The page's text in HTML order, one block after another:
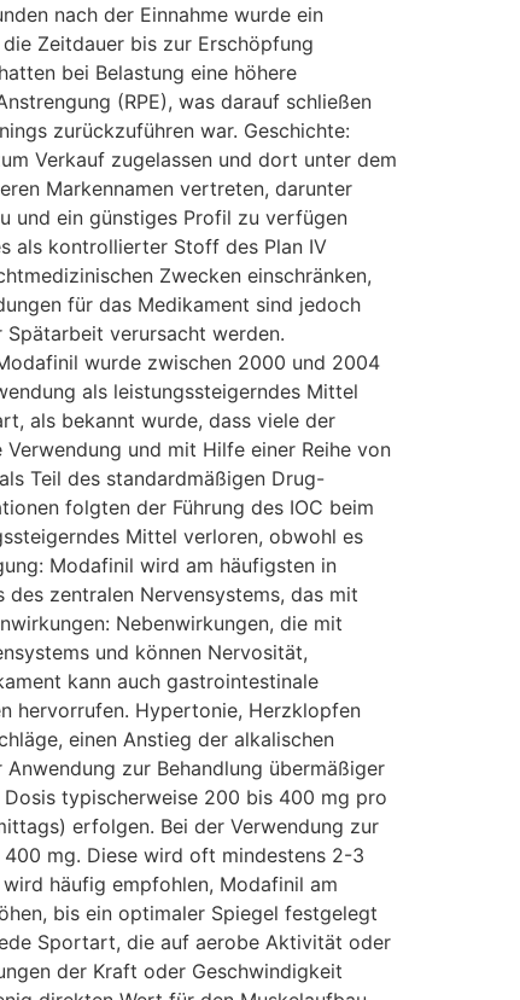
nach der Einnahme wurde ein
Zeitdauer bis zur Erschöpfung
bei Belastung eine höhere
(RPE), was darauf schließen
zurückzuführen war. Geschichte:
Verkauf zugelassen und dort unter dem
Markennamen vertreten, darunter
und ein günstiges Profil zu verfügen
als kontrollierter Stoff des Plan IV
Zwecken einschränken,
für das Medikament sind jedoch
verursacht werden.
wurde zwischen 2000 und 2004
als leistungssteigerndes Mittel
als bekannt wurde, dass viele der
und mit Hilfe einer Reihe von
Teil des standardmäßigen Drug-
folgten der Führung des IOC beim
Mittel verloren, obwohl es
Modafinil wird am häufigsten in
zentralen Nervensystems, das mit
Nebenwirkungen, die mit
und können Nervosität,
kann auch gastrointestinale
hervorrufen. Hypertonie, Herzklopfen
einen Anstieg der alkalischen
zur Behandlung übermäßiger
typischerweise 200 bis 400 mg pro
erfolgen. Bei der Verwendung zur
mg. Diese wird oft mindestens 2-3
häufig empfohlen, Modafinil am
bis ein optimaler Spiegel festgelegt
Sportart, die auf aerobe Aktivität oder
der Kraft oder Geschwindigkeit